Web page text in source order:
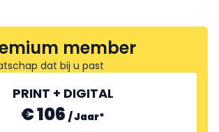
member
dat bij u past
PRINT + DIGITAL
€ 106 /Jaar*